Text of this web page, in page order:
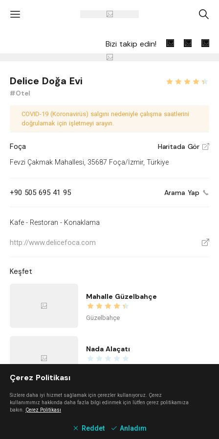
' A
Bizi takip edin!
Delice Doğa Evi
#Otel
COVID-19 (Koronavirüs) salgını nedeniyle çalışma saatlerini
doğrulamak için işletmeyi arayın.
Foça Haritada Gör V
Fevzi Çakmak Mahallesi, 35687 Foça/İzmir, Türkiye
+90 505 695 41 95 Arama Yap
Kafe - Restoran - Konaklama
http://www.delicefoca.com V
Keşfet
Mahalle Güzelbahçe
Güzelbahçe
Nada Alaçatı
Alaçatı Forte
Çerez Politikası
Sizlere daha iyi hizmet sağlamak için çerezler kullanıyoruz. Çerez
kullanımımız hakkında daha fazla bilgi edinmek için lütfen çerez politikamıza
bakın. Çerez Politikası
Reddet Anladım